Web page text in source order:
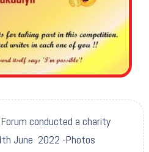
conducted a charity
June 2022 -Photos